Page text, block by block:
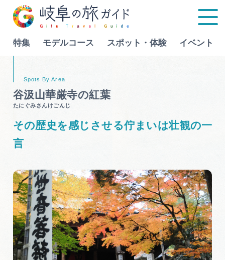
特集 モデルコース スポット・体験 イベント
スポット・体験
イベント
グルメ
旅の予約
Language
行きたいリストを見る
谷汲山華厳寺の紅葉
たにぐみさんけごんじ
その歴史を感じさせる佇まいは壮観の一
言